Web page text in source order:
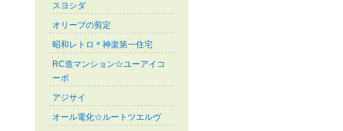
スヨシダ
オリーブの剪定
昭和レトロ＊神楽第一住宅
RC造マンション☆ユーアイコ
ーポ
アジサイ
オール電化☆ルートツエルヴ